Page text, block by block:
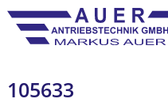
105633